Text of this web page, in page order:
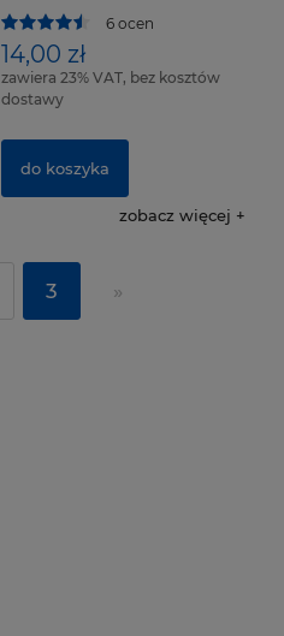
6 ocen
14,00 zł
zawiera 23% VAT, bez kosztów
dostawy
do koszyka
zobacz więcej
3 »